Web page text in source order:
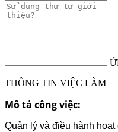
THÔNG TIN VIỆC LÀM
Mô tả công việc:
Quản lý và điều hành